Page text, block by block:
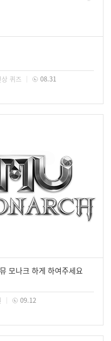
퀴즈 08.31
모나크 하게 하여주세요
09.12